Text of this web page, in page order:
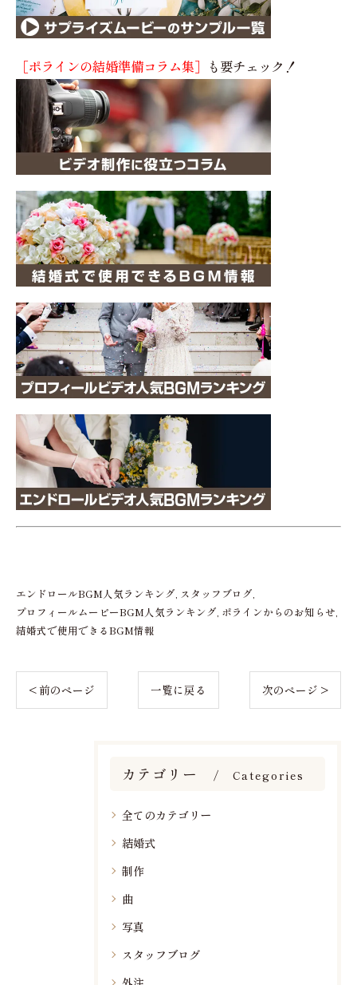
［ポラインの結婚準備コラム集］ も要チェック！
エンドロールBGM人気ランキング スタッフブログ
プロフィールムービーBGM人気ランキング ポラインからのお知らせ
結婚式で使用できるBGM情報
< 前のページ 一覧に戻る 次のページ >
カテゴリー Categories
全てのカテゴリー
結婚式
制作
曲
写真
スタッフブログ